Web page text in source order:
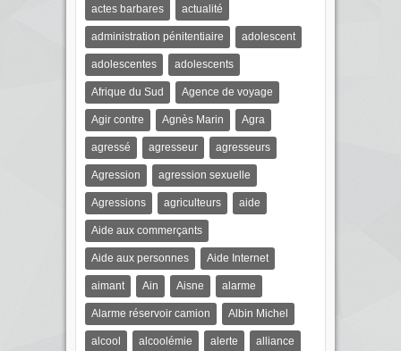
actes barbares actualité
administration pénitentiaire adolescent
adolescentes adolescents
Afrique du Sud Agence de voyage
Agir contre Agnès Marin Agra
agressé agresseur agresseurs
Agression agression sexuelle
Agressions agriculteurs aide
Aide aux commerçants
Aide aux personnes Aide Internet
aimant Ain Aisne alarme
Alarme réservoir camion Albin Michel
alcool alcoolémie alerte alliance